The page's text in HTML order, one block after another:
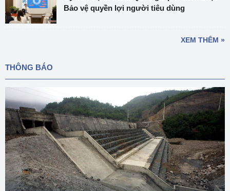
Bảo vệ quyền lợi người tiêu dùng
XEM THÊM »
THÔNG BÁO